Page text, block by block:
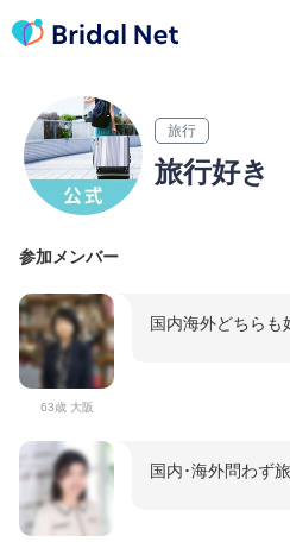
旅行
旅行好き
参加メンバー
63歳 大阪
国内海外どちらも
国内･海外問わず